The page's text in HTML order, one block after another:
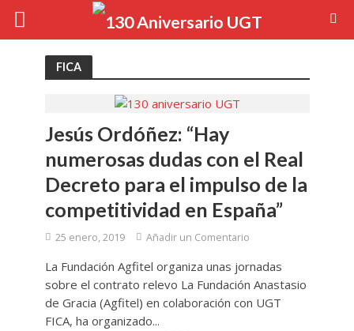
FICA
Jesús Ordóñez: “Hay
numerosas dudas con el Real
Decreto para el impulso de la
competitividad en España”
25 enero, 2019 Añadir un Comentario
La Fundación Agfitel organiza unas jornadas
sobre el contrato relevo La Fundación Anastasio
de Gracia (Agfitel) en colaboración con UGT
FICA, ha organizado...